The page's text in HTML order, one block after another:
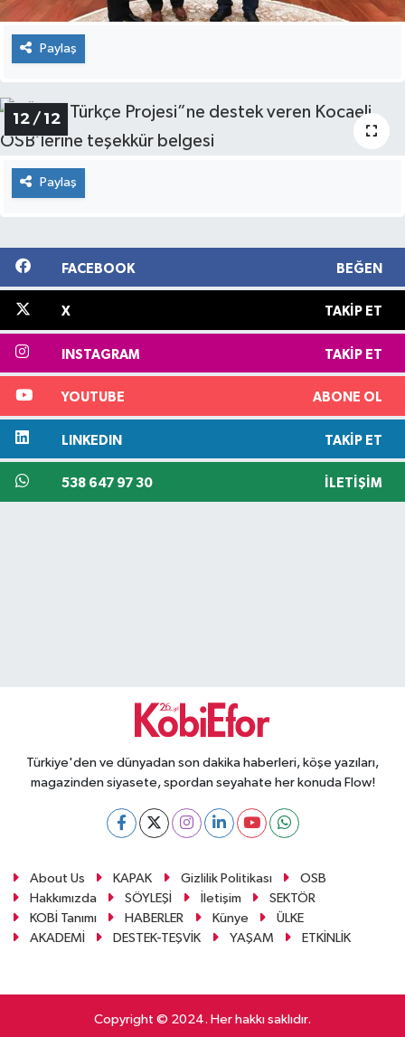
Paylaş
12 / 12
Paylaş
FACEBOOK BEĞEN
X TAKIP ET
INSTAGRAM TAKIP ET
YOUTUBE ABONE OL
LINKEDIN TAKIP ET
538 647 97 30 İLETIŞIM
Türkiye'den ve dünyadan son dakika haberleri, köşe yazıları,
magazinden siyasete, spordan seyahate her konuda Flow!
About Us KAPAK Gizlilik Politikası
OSB
Hakkımızda
SÖYLEŞİ İletişim
SEKTÖR
KOBİ Tanımı
HABERLER Künye
ÜLKE
AKADEMİ
DESTEK-TEŞVİK YAŞAM ETKİNLİK
Copyright © 2024. Her hakkı saklıdır.